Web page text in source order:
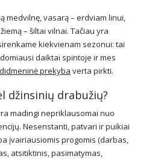
medvilnę, vasarą – erdviam linui,
– šiltai vilnai. Tačiau yra
kiekvienam sezonui: tai
daiktai spintoje ir mes
didmeninė prekyba verta pirkti.
džinsinių drabužių?
madingi nepriklausomai nuo
Nesenstanti, patvari ir puikiai
įvairiausiomis progomis (darbas,
atsitiktinis, pasimatymas,